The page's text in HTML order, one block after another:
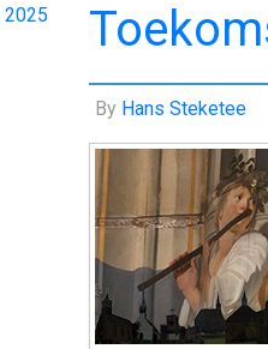
2025
By Hans Steketee